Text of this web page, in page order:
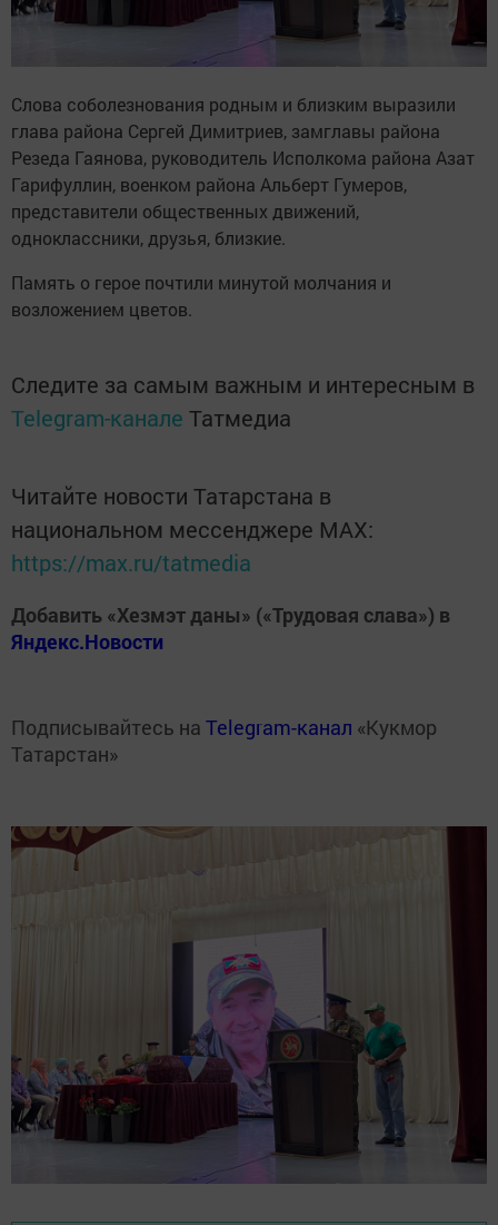
Слова соболезнования родным и близким выразили
глава района Сергей Димитриев, замглавы района
Резеда Гаянова, руководитель Исполкома района Азат
Гарифуллин, военком района Альберт Гумеров,
представители общественных движений,
одноклассники, друзья, близкие.
Память о герое почтили минутой молчания и
возложением цветов.
Следите за самым важным и интересным в
Telegram-канале Татмедиа
Читайте новости Татарстана в
национальном мессенджере MАХ:
https://max.ru/tatmedia
Добавить «Хезмэт даны» («Трудовая слава») в
Яндекс.Новости
Подписывайтесь на Telegram-канал «Кукмор
Татарстан»